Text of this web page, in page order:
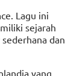
Lagu ini
sejarah
dan
yang